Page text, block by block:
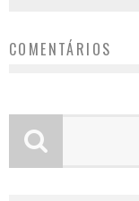
COMENTÁRIOS